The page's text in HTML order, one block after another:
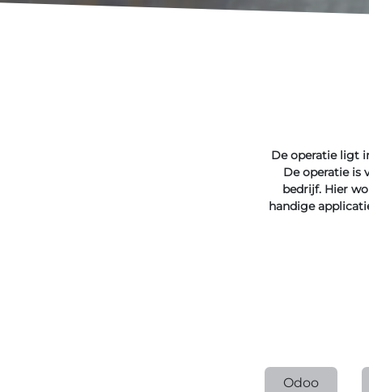
De operatie ligt
De operatie is
bedrijf. Hier
handige
Odoo